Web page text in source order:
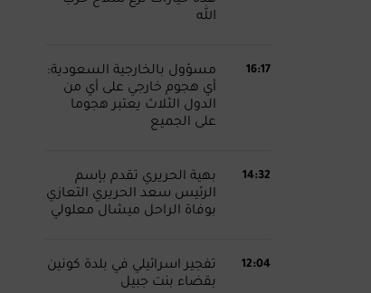
الله
16:17
مسؤول بالخارجية السعودية:
أي هجوم خارجي على أي من
الدول الثلاث يعتبر هجوما
على الجميع
14:32
بهية الحريري تقدم بإسم
الرئيس سعد الحريري التعازي
بوفاة الراحل ميشال معلولي
12:04
تفجير اسرائيلي في بلدة كونين
بقضاء بنت جبيل